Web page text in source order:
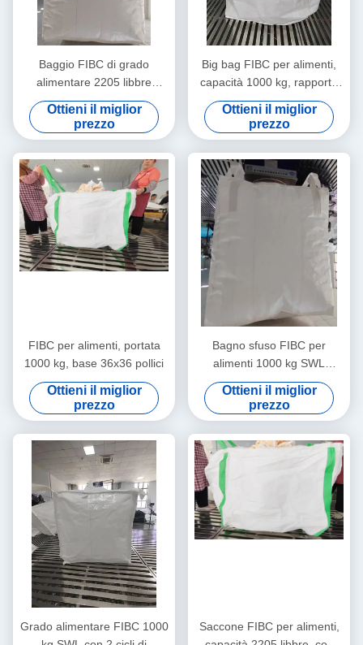
Baggio FIBC di grado
alimentare 2205 libbre
Capacità con rapporto 5:1
SF
Ottieni il miglior
prezzo
Big bag FIBC per alimenti,
capacità 1000 kg, rapporto
di sicurezza 6:1
Ottieni il miglior
prezzo
FIBC per alimenti, portata
1000 kg, base 36x36 pollici
Ottieni il miglior
prezzo
Bagno sfuso FIBC per
alimenti 1000 kg SWL
100x100x120 cm
Ottieni il miglior
prezzo
Grado alimentare FIBC 1000
Saccone FIBC per alimenti,